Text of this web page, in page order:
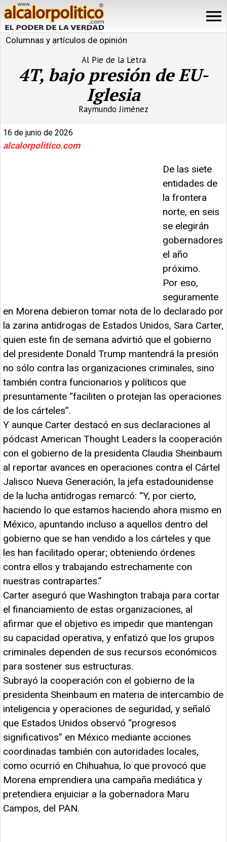
Columnas y artículos de opinión
Al Pie de la Letra
4T, bajo presión de EU-
Iglesia
Raymundo Jiménez
16 de junio de 2026
alcalorpolitico.com
De las siete
entidades de
la frontera
norte, en seis
se elegirán
gobernadores
el año
próximo.
Por eso,
seguramente
en Morena debieron tomar nota de lo declarado por
la zarina antidrogas de Estados Unidos, Sara Carter,
quien este fin de semana advirtió que el gobierno
del presidente Donald Trump mantendrá la presión
no sólo contra las organizaciones criminales, sino
también contra funcionarios y políticos que
presuntamente “faciliten o protejan las operaciones
de los cárteles”.
Y aunque Carter destacó en sus declaraciones al
pódcast American Thought Leaders la cooperación
con el gobierno de la presidenta Claudia Sheinbaum
al reportar avances en operaciones contra el Cártel
Jalisco Nueva Generación, la jefa estadounidense
de la lucha antidrogas remarcó: “Y, por cierto,
haciendo lo que estamos haciendo ahora mismo en
México, apuntando incluso a aquellos dentro del
gobierno que se han vendido a los cárteles y que
les han facilitado operar; obteniendo órdenes
contra ellos y trabajando estrechamente con
nuestras contrapartes.”
Carter aseguró que Washington trabaja para cortar
el financiamiento de estas organizaciones, al
afirmar que el objetivo es impedir que mantengan
su capacidad operativa, y enfatizó que los grupos
criminales dependen de sus recursos económicos
para sostener sus estructuras.
Subrayó la cooperación con el gobierno de la
presidenta Sheinbaum en materia de intercambio de
inteligencia y operaciones de seguridad, y señaló
que Estados Unidos observó “progresos
significativos” en México mediante acciones
coordinadas también con autoridades locales,
como ocurrió en Chihuahua, lo que provocó que
Morena emprendiera una campaña mediática y
pretendiera enjuiciar a la gobernadora Maru
Campos, del PAN.